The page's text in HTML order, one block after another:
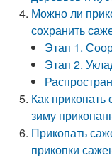
Можно ли
сохранить
Этап 1.
Этап 2.
Как
зиму
Прикопать
прикопки